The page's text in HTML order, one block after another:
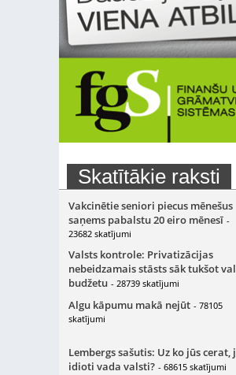
Skatītākie raksti
Vakcinētie seniori piecus mēnešus
saņems pabalstu 20 eiro mēnesī -
23682 skatījumi
Valsts kontrole: Privatizācijas
nebeidzamais stāsts sāk tukšot
budžetu - 28739 skatījumi
Algu kāpumu makā nejūt - 78105
skatījumi
Lembergs sašutis: Uz ko jūs cerat,
idioti vada valsti? - 68615 skatījumi